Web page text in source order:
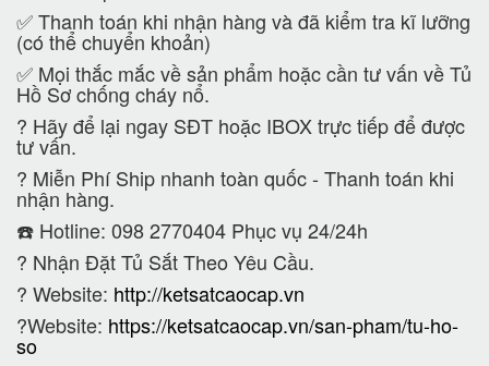
✅ Thanh toán khi nhận hàng và đã kiểm tra kĩ lưỡng
(có thể chuyển khoản)
✅ Mọi thắc mắc về sản phẩm hoặc cần tư vấn về Tủ
Hồ Sơ chống cháy nổ.
? Hãy để lại ngay SĐT hoặc IBOX trực tiếp để được
tư vấn.
? Miễn Phí Ship nhanh toàn quốc - Thanh toán khi
nhận hàng.
☎️ Hotline: 098 2770404 Phục vụ 24/24h
? Nhận Đặt Tủ Sắt Theo Yêu Cầu.
? Website: http://ketsatcaocap.vn
?Website: https://ketsatcaocap.vn/san-pham/tu-ho-
so